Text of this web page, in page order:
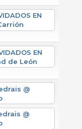
EN
EN
de León
@
@